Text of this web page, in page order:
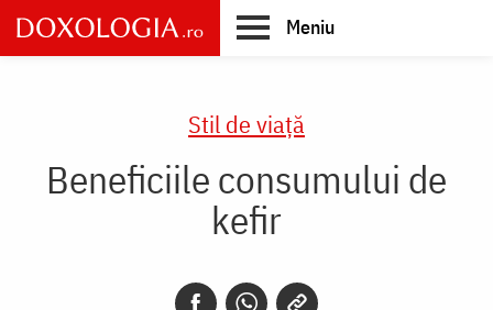
Skip
to
main
Meniu
Stil de viaţă
Beneficiile consumului de
kefir